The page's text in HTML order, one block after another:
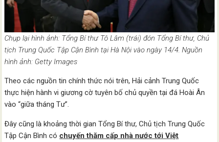
Chụp lại hình ảnh: Tổng Bí thư Tô Lâm (trái) đón Tổng Bí thư, Chủ
tịch Trung Quốc Tập Cận Bình tại Hà Nội vào ngày 14/4. Nguồn
hình ảnh: Getty Images
Theo các nguồn tin chính thức nói trên, Hải cảnh Trung Quốc
thực hiện hành vi giương cờ tuyên bố chủ quyền tại đá Hoài Ân
vào “giữa tháng Tư”.
Đây cũng là khoảng thời gian Tổng Bí thư, Chủ tịch Trung Quốc
Tập Cận Bình có chuyến thăm cấp nhà nước tới Việt